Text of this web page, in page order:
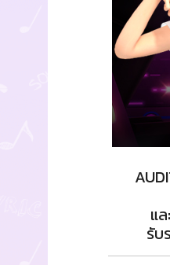
แ
รับ